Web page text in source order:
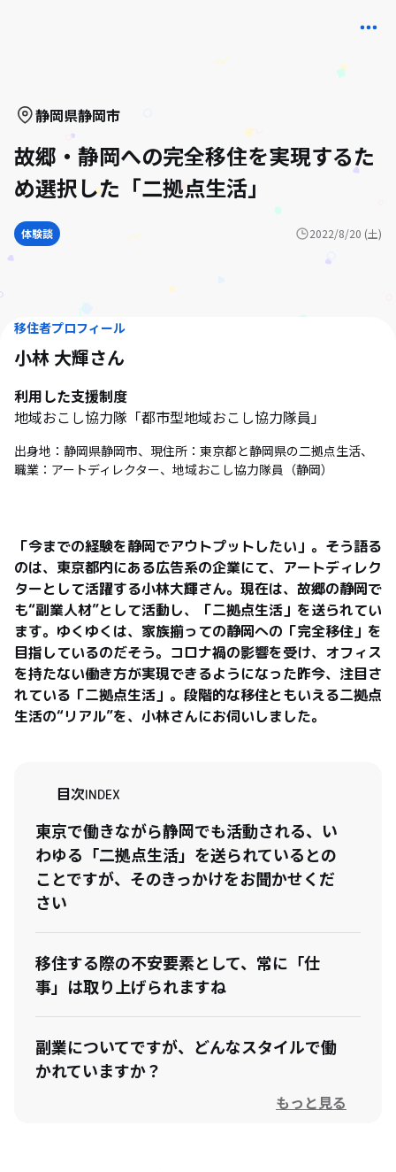
静岡県静岡市
故郷・静岡への完全移住を実現するた
め選択した「二拠点生活」
体験談 2022/8/20 (土)
移住者プロフィール
小林 大輝さん
利用した支援制度
地域おこし協力隊「都市型地域おこし協力隊員」
出身地：静岡県静岡市、現住所：東京都と静岡県の二拠点生活、
職業：アートディレクター、地域おこし協力隊員（静岡）
「今までの経験を静岡でアウトプットしたい」。そう語る
のは、東京都内にある広告系の企業にて、アートディレク
ターとして活躍する小林大輝さん。現在は、故郷の静岡で
も“副業人材”として活動し、「二拠点生活」を送られてい
ます。ゆくゆくは、家族揃っての静岡への「完全移住」を
目指しているのだそう。コロナ禍の影響を受け、オフィス
を持たない働き方が実現できるようになった昨今、注目さ
れている「二拠点生活」。段階的な移住ともいえる二拠点
生活の“リアル”を、小林さんにお伺いしました。
目次INDEX
東京で働きながら静岡でも活動される、い
わゆる「二拠点生活」を送られているとの
ことですが、そのきっかけをお聞かせくだ
さい
移住する際の不安要素として、常に「仕
事」は取り上げられますね
副業についてですが、どんなスタイルで働
かれていますか？
もっと見る